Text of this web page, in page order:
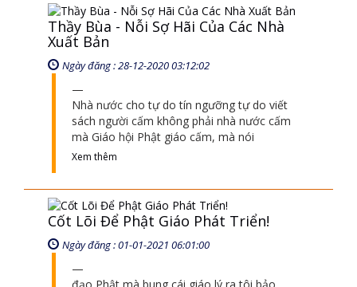
Nhà nước cho tự do tín ngưỡng tự do viết
sách người cấm không phải nhà nước cấm
mà Giáo hội Phật giáo cấm, mà nói
Xem thêm
Cốt Lõi Để Phật Giáo Phát Triển!
Ngày đăng : 01-01-2021 06:01:00
đảm trên thế giới không có cái đạo nào
bằng cái đạo Phật
Xem thêm
Tuyệt Quý - Pháp Biệt Truyền